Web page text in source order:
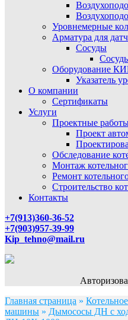
Уровнемерные
Арматура для
Сосуды
Оборудование
Указатель
О компании
Сертификаты
Услуги
Проектные
Проект
Обследование
Монтаж
Ремонт
Строительство
Контакты
+7(913)360-36-52
+7(903)957-39-99
Kip_tehno@mail.ru
Главная страница »
машины » Дымососы ДН с